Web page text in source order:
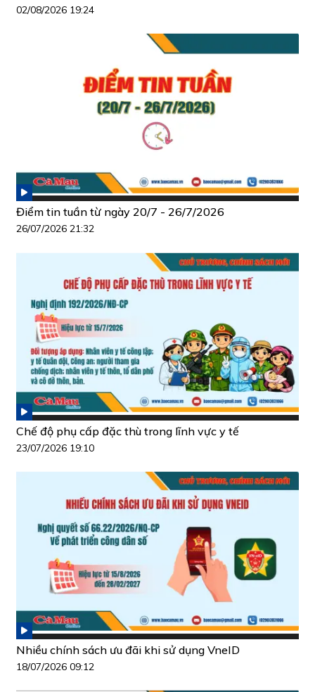
02/08/2026 19:24
Điểm tin tuần từ ngày 20/7 - 26/7/2026
26/07/2026 21:32
Chế độ phụ cấp đặc thù trong lĩnh vực y tế
23/07/2026 19:10
Nhiều chính sách ưu đãi khi sử dụng VneID
18/07/2026 09:12